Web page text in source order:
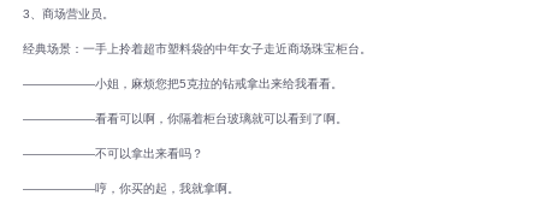
3、商场营业员。
经典场景：一手上拎着超市塑料袋的中年女子走近商场珠宝柜台。
――――――小姐，麻烦您把5克拉的钻戒拿出来给我看看。
――――――看看可以啊，你隔着柜台玻璃就可以看到了啊。
――――――不可以拿出来看吗？
――――――哼，你买的起，我就拿啊。